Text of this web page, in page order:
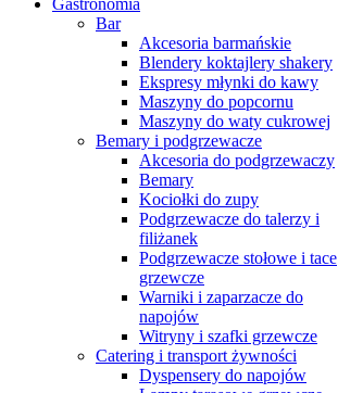
Bar
Akcesoria barmańskie
Blendery koktajlery shakery
Ekspresy młynki do kawy
Maszyny do popcornu
Maszyny do waty cukrowej
Bemary i podgrzewacze
Akcesoria do podgrzewaczy
Bemary
Kociołki do zupy
Podgrzewacze do talerzy i
filiżanek
Podgrzewacze stołowe i tace
grzewcze
Warniki i zaparzacze do
napojów
Witryny i szafki grzewcze
Catering i transport żywności
Dyspensery do napojów